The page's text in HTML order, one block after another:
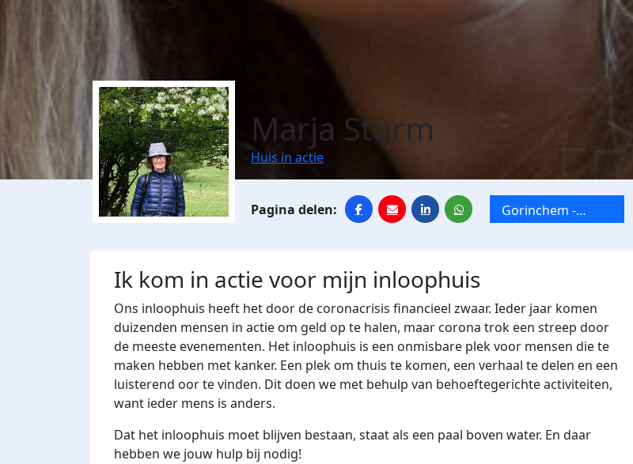
Marja Sturm
Huis in actie
Gorinchem -
Inloophuis De
Ik kom in actie voor mijn inloophuis
Ons inloophuis heeft het door de coronacrisis financieel zwaar. Ieder jaar komen
duizenden mensen in actie om geld op te halen, maar corona trok een streep door
de meeste evenementen. Het inloophuis is een onmisbare plek voor mensen die te
maken hebben met kanker. Een plek om thuis te komen, een verhaal te delen en een
luisterend oor te vinden. Dit doen we met behulp van behoeftegerichte activiteiten,
want ieder mens is anders.
Dat het inloophuis moet blijven bestaan, staat als een paal boven water. En daar
hebben we jouw hulp bij nodig!